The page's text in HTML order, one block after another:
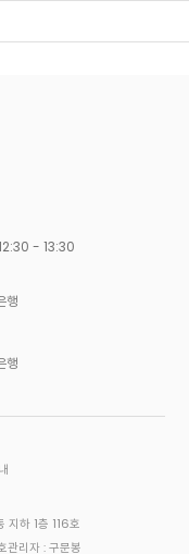
- 13:30
행
행
지하 1층 116호
관리자 : 구문봉